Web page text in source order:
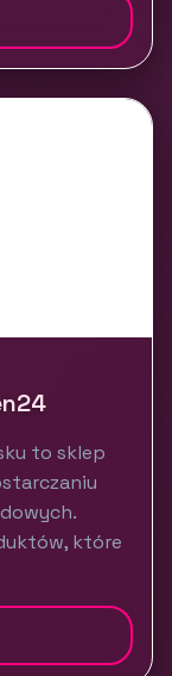
to sklep
które